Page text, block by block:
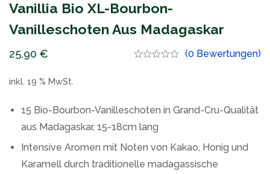
‎Vanillia Bio XL-Bourbon-
Vanilleschoten Aus Madagaskar
25,90 € (0 Bewertungen)
inkl. 19 % MwSt.
15 Bio-Bourbon-Vanilleschoten in Grand-Cru-Qualität
aus Madagaskar, 15-18cm lang
Intensive Aromen mit Noten von Kakao, Honig und
Karamell durch traditionelle madagassische